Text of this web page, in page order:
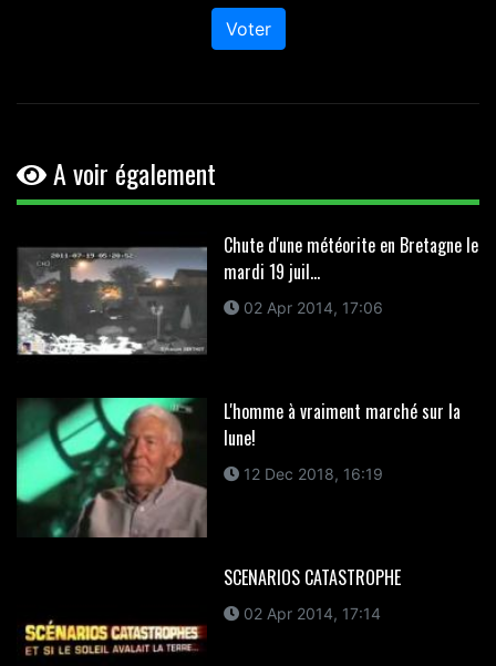
Voter
A voir également
Chute d'une météorite en Bretagne le
mardi 19 juil...
02 Apr 2014, 17:06
L'homme à vraiment marché sur la
lune!
12 Dec 2018, 16:19
SCENARIOS CATASTROPHE
02 Apr 2014, 17:14